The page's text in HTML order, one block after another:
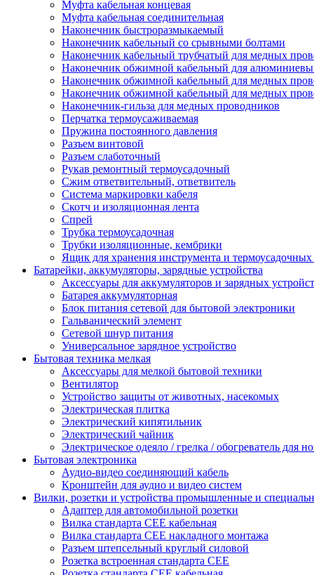
Муфта кабельная концевая
Муфта кабельная соединительная
Наконечник быстроразмыкаемый
Наконечник кабельный со срывными болтами
Наконечник кабельный трубчатый для медных
Наконечник обжимной кабельный для
Наконечник обжимной кабельный для медных
Наконечник обжимной кабельный для медных
Наконечник-гильза для медных проводников
Перчатка термоусаживаемая
Пружина постоянного давления
Разъем винтовой
Разъем слаботочный
Рукав ремонтный термоусадочный
Сжим ответвительный, ответвитель
Система маркировки кабеля
Скотч и изоляционная лента
Спрей
Трубка термоусадочная
Трубки изоляционные, кембрики
Ящик для хранения инструмента и термоусадочных
Батарейки, аккумуляторы, зарядные устройства
Аксессуары для аккумуляторов и зарядных
Батарея аккумуляторная
Блок питания сетевой для бытовой электроники
Гальванический элемент
Сетевой шнур питания
Универсальное зарядное устройство
Бытовая техника мелкая
Аксессуары для мелкой бытовой техники
Вентилятор
Устройство защиты от животных, насекомых
Электрическая плитка
Электрический кипятильник
Электрический чайник
Электрическое одеяло / грелка / обогреватель для
Бытовая электроника
Аудио-видео соединяющий кабель
Кронштейн для аудио и видео систем
Вилки, розетки и устройства промышленные и
Адаптер для автомобильной розетки
Вилка стандарта CEE кабельная
Вилка стандарта CEE накладного монтажа
Разъем штепсельный круглый силовой
Розетка встроенная стандарта CEE